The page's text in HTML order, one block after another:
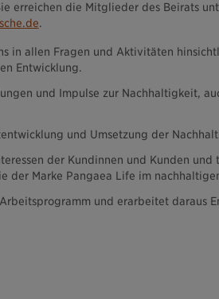
erreichen die Mitglieder des Beirats
.
in allen Fragen und Aktivitäten
Entwicklung.
und Impulse zur Nachhaltigkeit,
und Umsetzung der
der Kundinnen und Kunden
der Marke Pangaea Life im
und erarbeitet daraus